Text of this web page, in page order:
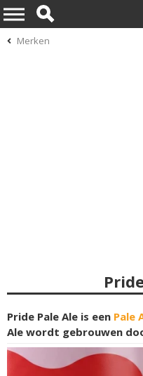
Merken
Pride Pale Ale is een Pale
Ale wordt gebrouwen